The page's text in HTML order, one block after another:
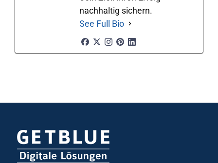
nachhaltig sichern.
See Full Bio